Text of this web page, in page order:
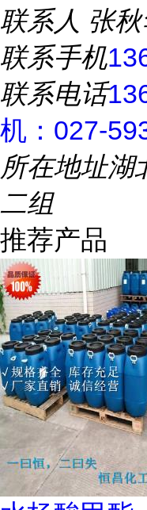
联系人 张
联系手机
联系电话
机：027-
所在地址湖
二组
推荐产品